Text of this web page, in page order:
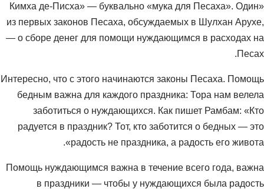
«Кимха де-Писха» — буквально «мука для Песаха». Один
из первых законов Песаха, обсуждаемых в Шулхан Арухе,
— о сборе денег для помощи нуждающимся в расходах на
Песах.
Интересно, что с этого начинаются законы Песаха. Помощь
бедным важна для каждого праздника: Тора нам велела
заботиться о нуждающихся. Как пишет Рамбам: «Кто
радуется в праздник? Тот, кто заботится о бедных — это
радость не праздника, а радость его живота».
Помощь нуждающимся важна в течение всего года, важна
в праздники — чтобы у нуждающихся была радость